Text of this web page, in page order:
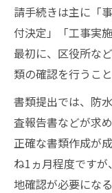
請手続きは主に「
付決定」「工事実
最初に、区役所な
類の確認を行うこ
書類提出では、防
査報告書などが求
正確な書類作成が
ね1ヵ月程度です
地確認が必要にな